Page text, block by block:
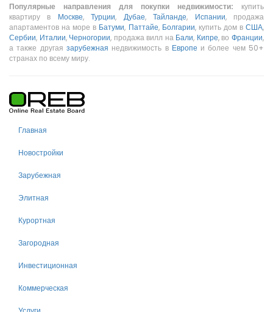
Популярные направления для покупки недвижимости: купить
квартиру в Москве,Турции, Дубае,Тайланде, Испании, продажа
апартаментов на море в Батуми, Паттайе, Болгарии, купить дом вСША,
Сербии, Италии, Черногории, продажа вилл на Бали, Кипре, воФранции,
а также другая зарубежная недвижимость в Европе и более чем 50+
странах по всему миру.
Главная
Новостройки
Зарубежная
Элитная
Курортная
Загородная
Инвестиционная
Коммерческая